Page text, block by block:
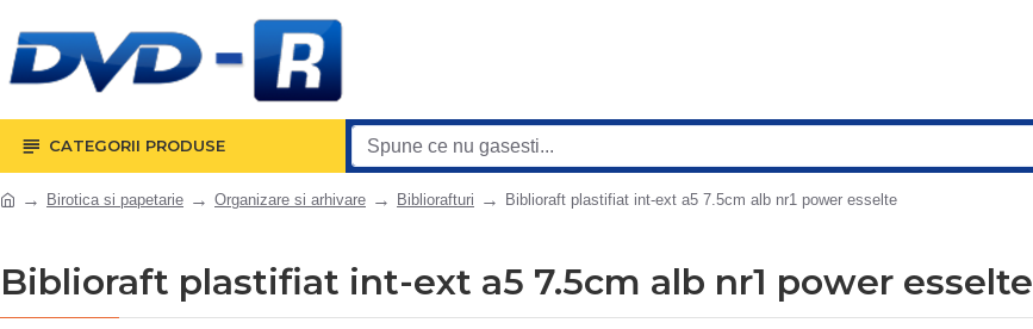
CATEGORII PRODUSE
Birotica si papetarie Organizare si arhivare Bibliorafturi Biblioraft plastifiat int-ext a5 7.5cm alb nr1 power esselte
Biblioraft plastifiat int-ext a5 7.5cm alb nr1 power esselte